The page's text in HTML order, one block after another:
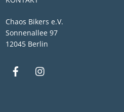
Chaos Bikers e.V.
Sonnenallee 97
12045 Berlin